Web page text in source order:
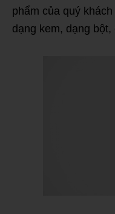
phẩm của quý
dạng kem, dạng